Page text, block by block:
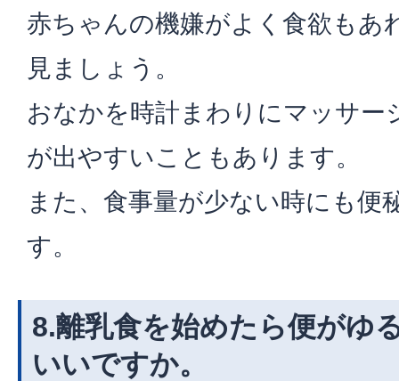
赤ちゃんの機嫌がよく食欲もあ
見ましょう。
おなかを時計まわりにマッサー
が出やすいこともあります。
また、食事量が少ない時にも便
す。
8.離乳食を始めたら便がゆ
いいですか。